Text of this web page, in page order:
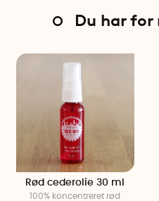
Du har for
Rød cederolie 30 ml
100% koncentreret rød